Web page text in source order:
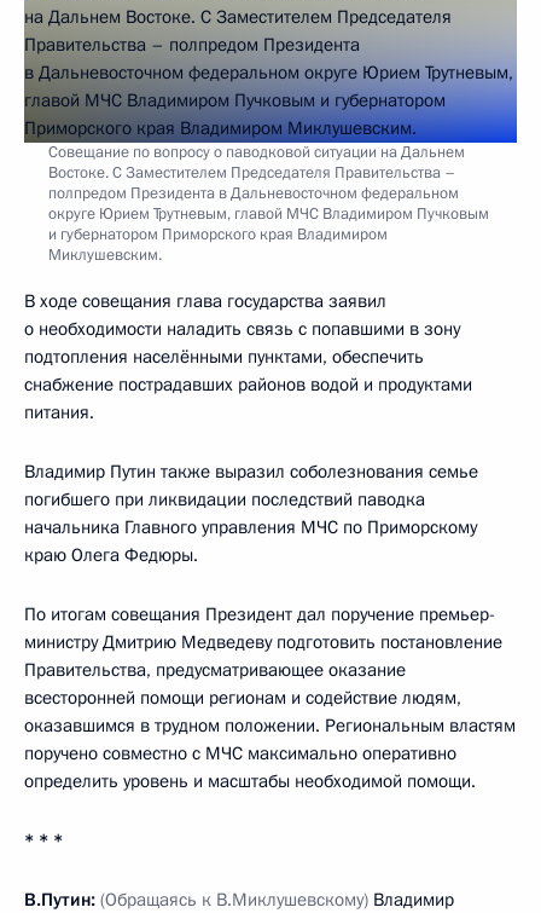
Совещание по вопросу о паводковой ситуации на Дальнем
Востоке. С Заместителем Председателя Правительства –
полпредом Президента в Дальневосточном федеральном
округе Юрием Трутневым, главой МЧС Владимиром Пучковым
и губернатором Приморского края Владимиром
Миклушевским.
В ходе совещания глава государства заявил
о необходимости наладить связь с попавшими в зону
подтопления населёнными пунктами, обеспечить
снабжение пострадавших районов водой и продуктами
питания.
Владимир Путин также выразил соболезнования семье
погибшего при ликвидации последствий паводка
начальника Главного управления МЧС по Приморскому
краю Олега Федюры.
По итогам совещания Президент дал поручение премьер-
министру Дмитрию Медведеву подготовить постановление
Правительства, предусматривающее оказание
всесторонней помощи регионам и содействие людям,
оказавшимся в трудном положении. Региональным властям
поручено совместно с МЧС максимально оперативно
определить уровень и масштабы необходимой помощи.
* * *
В.Путин: (Обращаясь к В.Миклушевскому) Владимир